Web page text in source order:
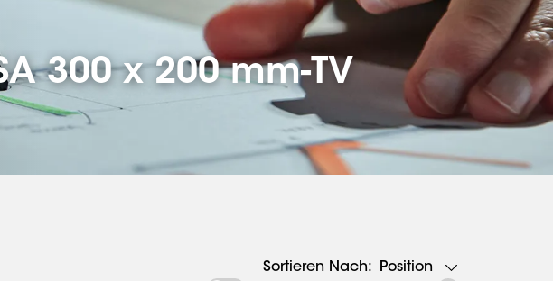
300 x 200 mm-TV
Sortieren Nach:
Position